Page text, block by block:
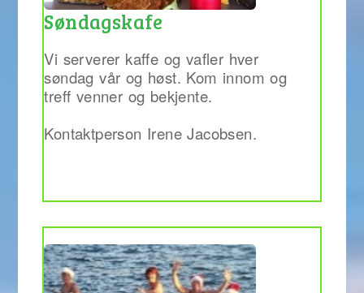
Søndagskafe
Vi serverer kaffe og vafler hver
søndag vår og høst. Kom innom og
treff venner og bekjente.
Kontaktperson Irene Jacobsen.